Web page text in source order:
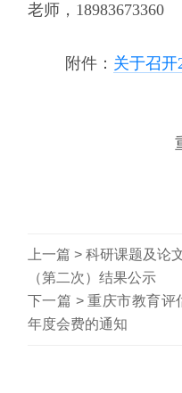
老师 ， 18983673360
附件： 关于召开
上一篇 > 科研课题及论
（第二次）结果公示
下一篇 > 重庆市教育评
年度会费的通知